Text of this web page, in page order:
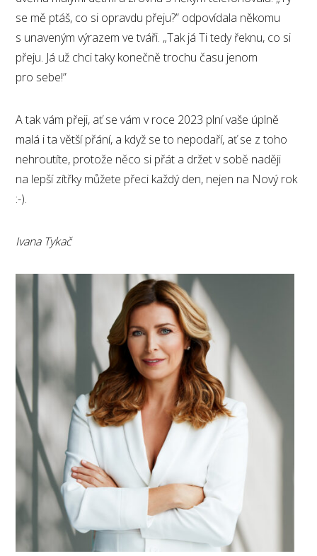
se mě ptáš, co si opravdu přeju?” odpovídala někomu
s unaveným výrazem ve tváři. „Tak já Ti tedy řeknu, co si
přeju. Já už chci taky konečně trochu času jenom
pro sebe!”
A tak vám přeji, ať se vám v roce 2023 plní vaše úplně
malá i ta větší přání, a když se to nepodaří, ať se z toho
nehroutíte, protože něco si přát a držet v sobě naději
na lepší zítřky můžete přeci každý den, nejen na Nový rok
:-).
Ivana Tykač